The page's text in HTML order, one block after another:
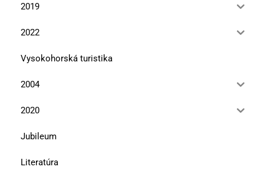
2019
2022
Vysokohorská turistika
2004
2020
Jubileum
Literatúra